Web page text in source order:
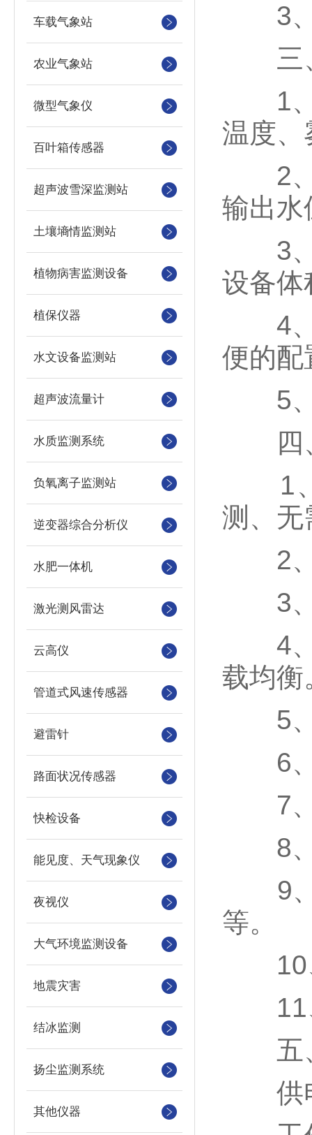
车载气象站
农业气象站
微型气象仪
百叶箱传感器
超声波雪深监测站
土壤墒情监测站
植物病害监测设备
植保仪器
水文设备监测站
超声波流量计
水质监测系统
负氧离子监测站
逆变器综合分析仪
水肥一体机
激光测风雷达
云高仪
管道式风速传感器
避雷针
路面状况传感器
快检设备
能见度、天气现象仪
夜视仪
大气环境监测设备
地震灾害
结冰监测
扬尘监测系统
其他仪器
3、
三、
1、
温度、
2、
输出水
3、
设备体
4、
便的配
5、
四、
1、
测、无
2、
3、
4、
载均衡
5、
6、
7、
8、
9、
等。
10、
11、
五、
供电